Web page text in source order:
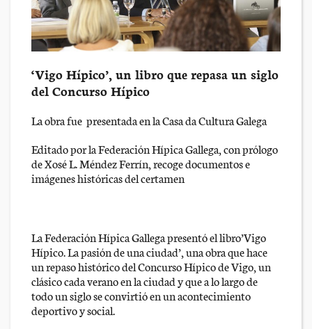
‘Vigo Hípico’, un libro que repasa un siglo
del Concurso Hípico
La obra fue presentada en la Casa da Cultura Galega
Editado por la Federación Hípica Gallega, con prólogo
de Xosé L. Méndez Ferrín, recoge documentos e
imágenes históricas del certamen
La Federación Hípica Gallega presentó el libro’Vigo
Hípico. La pasión de una ciudad’, una obra que hace
un repaso histórico del Concurso Hípico de Vigo, un
clásico cada verano en la ciudad y que a lo largo de
todo un siglo se convirtió en un acontecimiento
deportivo y social.